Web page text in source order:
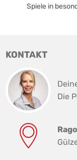
Spiele in
KONTAKT
Die